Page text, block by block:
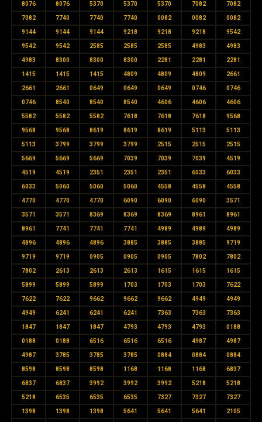
8076 8076 5370 5370 5370 7082 7082
7082 7740 7740 7740 0082 0082 0082
9144 9144 9144 9218 9218 9218 9542
9542 9542 2585 2585 2585 4983 4983
4983 8300 8300 8300 2281 2281 2281
1415 1415 1415 4809 4809 4809 2661
2661 2661 0649 0649 0649 0746 0746
0746 8540 8540 8540 4606 4606 4606
5582 5582 5582 7618 7618 7618 9568
9568 9568 8619 8619 8619 5113 5113
5113 3799 3799 3799 2515 2515 2515
5669 5669 5669 7039 7039 7039 4519
4519 4519 2351 2351 2351 6033 6033
6033 5060 5060 5060 4558 4558 4558
4770 4770 4770 6090 6090 6090 3571
3571 3571 8369 8369 8369 8961 8961
8961 7741 7741 7741 4989 4989 4989
4896 4896 4896 3885 3885 3885 9719
9719 9719 0905 0905 0905 7802 7802
7802 2613 2613 2613 1615 1615 1615
5899 5899 5899 1703 1703 1703 7622
7622 7622 9662 9662 9662 4949 4949
4949 6241 6241 6241 7363 7363 7363
1847 1847 1847 4793 4793 4793 0188
0188 0188 6516 6516 6516 4987 4987
4987 3785 3785 3785 0884 0884 0884
8598 8598 8598 1168 1168 1168 6837
6837 6837 3992 3992 3992 5218 5218
5218 6535 6535 6535 7327 7327 7327
1398 1398 1398 5641 5641 5641 2105